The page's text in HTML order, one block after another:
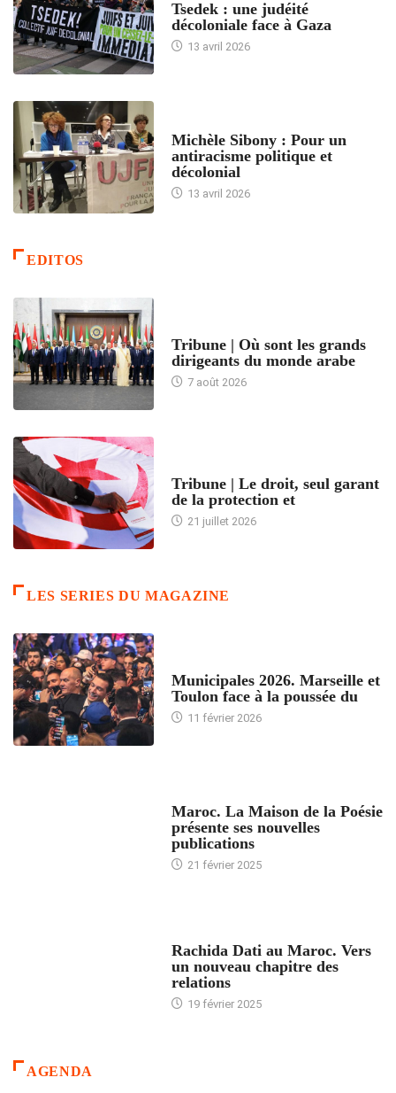
Tsedek : une judéité
décoloniale face à Gaza
13 avril 2026
Michèle Sibony : Pour un
antiracisme politique et
décolonial
13 avril 2026
EDITOS
Tribune | Où sont les grands
dirigeants du monde arabe
7 août 2026
Tribune | Le droit, seul garant
de la protection et
21 juillet 2026
LES SERIES DU MAGAZINE
Municipales 2026. Marseille et
Toulon face à la poussée du
11 février 2026
Maroc. La Maison de la Poésie
présente ses nouvelles
publications
21 février 2025
Rachida Dati au Maroc. Vers
un nouveau chapitre des
relations
19 février 2025
AGENDA